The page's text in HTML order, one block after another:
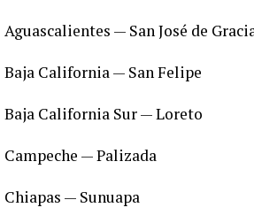
Aguascalientes — San José de
Baja California — San Felipe
Baja California Sur — Loreto
Campeche — Palizada
Chiapas — Sunuapa